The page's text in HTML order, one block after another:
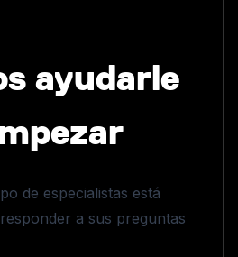
ayudarle
de especialistas está
a sus preguntas